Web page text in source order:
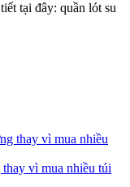
tại đây: quần lót su
vì mua nhiều túi